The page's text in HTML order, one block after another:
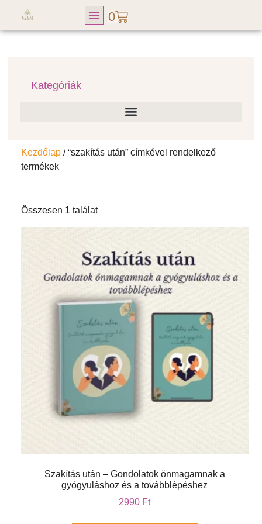
0
Kategóriák
Kezdőlap / “szakítás után” címkével rendelkező
termékek
Összesen 1 találat
Szakítás után – Gondolatok önmagamnak a
gyógyuláshoz és a továbblépéshez
2990 Ft